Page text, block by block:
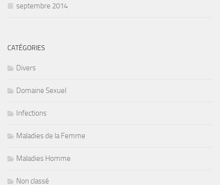
septembre 2014
CATÉGORIES
Divers
Domaine Sexuel
Infections
Maladies de la Femme
Maladies Homme
Non classé